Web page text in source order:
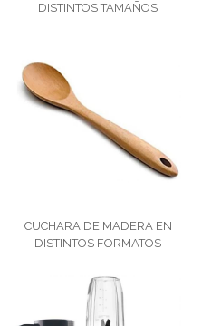
DISTINTOS TAMAÑOS
CUCHARA DE MADERA EN
DISTINTOS FORMATOS